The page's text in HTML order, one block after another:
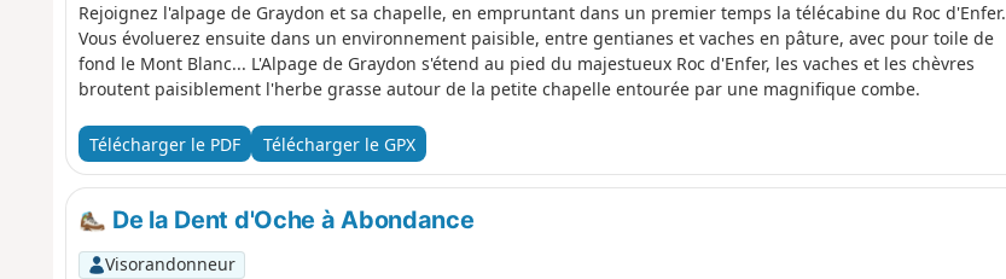
Rejoignez l'alpage de Graydon et sa chapelle, en empruntant dans un premier temps la télécabine du Roc d'Enfer.
Vous évoluerez ensuite dans un environnement paisible, entre gentianes et vaches en pâture, avec pour toile de
fond le Mont Blanc... L'Alpage de Graydon s'étend au pied du majestueux Roc d'Enfer, les vaches et les chèvres
broutent paisiblement l'herbe grasse autour de la petite chapelle entourée par une magnifique combe.
Télécharger le PDF Télécharger le GPX
De la Dent d'Oche à Abondance
Visorandonneur